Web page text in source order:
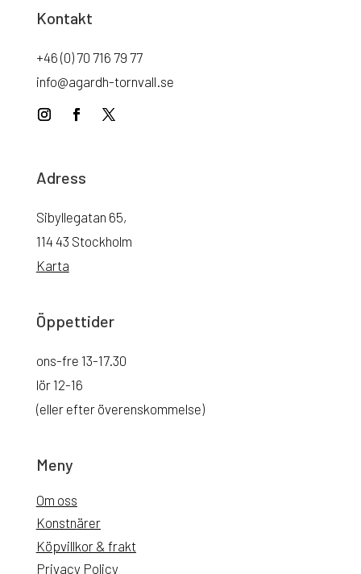
Kontakt
+46 (0) 70 716 79 77
info@agardh-tornvall.se
Adress
Sibyllegatan 65,
114 43 Stockholm
Karta
Öppettider
ons-fre 13-17.30
lör 12-16
(eller efter överenskommelse)
Meny
Om oss
Konstnärer
Köpvillkor & frakt
Privacy Policy